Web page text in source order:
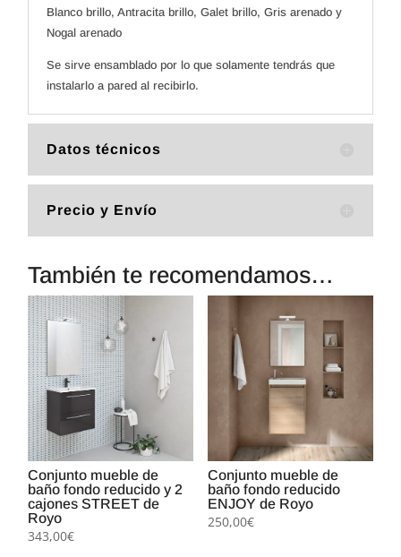
Blanco brillo, Antracita brillo, Galet brillo, Gris arenado y
Nogal arenado
Se sirve ensamblado por lo que solamente tendrás que
instalarlo a pared al recibirlo.
Datos técnicos
Precio y Envío
También te recomendamos…
Conjunto mueble de
baño fondo reducido y 2
cajones STREET de
Royo
343,00€
Conjunto mueble de
baño fondo reducido
ENJOY de Royo
250,00€